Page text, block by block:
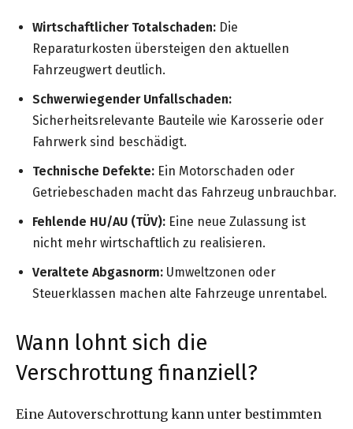
Wirtschaftlicher Totalschaden: Die
Reparaturkosten übersteigen den aktuellen
Fahrzeugwert deutlich.
Schwerwiegender Unfallschaden:
Sicherheitsrelevante Bauteile wie Karosserie oder
Fahrwerk sind beschädigt.
Technische Defekte: Ein Motorschaden oder
Getriebeschaden macht das Fahrzeug unbrauchbar.
Fehlende HU/AU (TÜV): Eine neue Zulassung ist
nicht mehr wirtschaftlich zu realisieren.
Veraltete Abgasnorm: Umweltzonen oder
Steuerklassen machen alte Fahrzeuge unrentabel.
Wann lohnt sich die
Verschrottung finanziell?
Eine Autoverschrottung kann unter bestimmten